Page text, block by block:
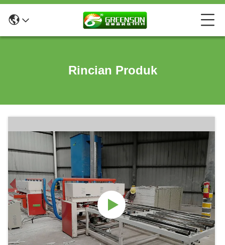
Rincian Produk